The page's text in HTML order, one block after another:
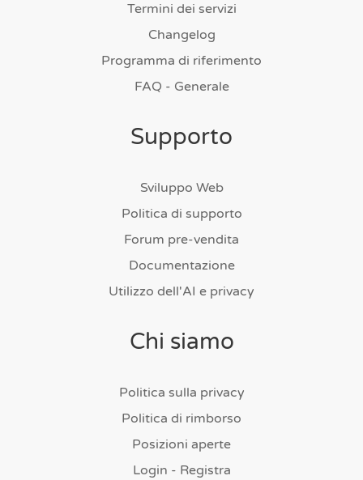
Termini dei servizi
Changelog
Programma di riferimento
FAQ - Generale
Supporto
Sviluppo Web
Politica di supporto
Forum pre-vendita
Documentazione
Utilizzo dell'AI e privacy
Chi siamo
Politica sulla privacy
Politica di rimborso
Posizioni aperte
Login - Registra